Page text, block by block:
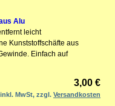
Alu
leicht
Kunststoffschäfte aus
Einfach auf
3,00 €
inkl. MwSt, zzgl.Versandkosten